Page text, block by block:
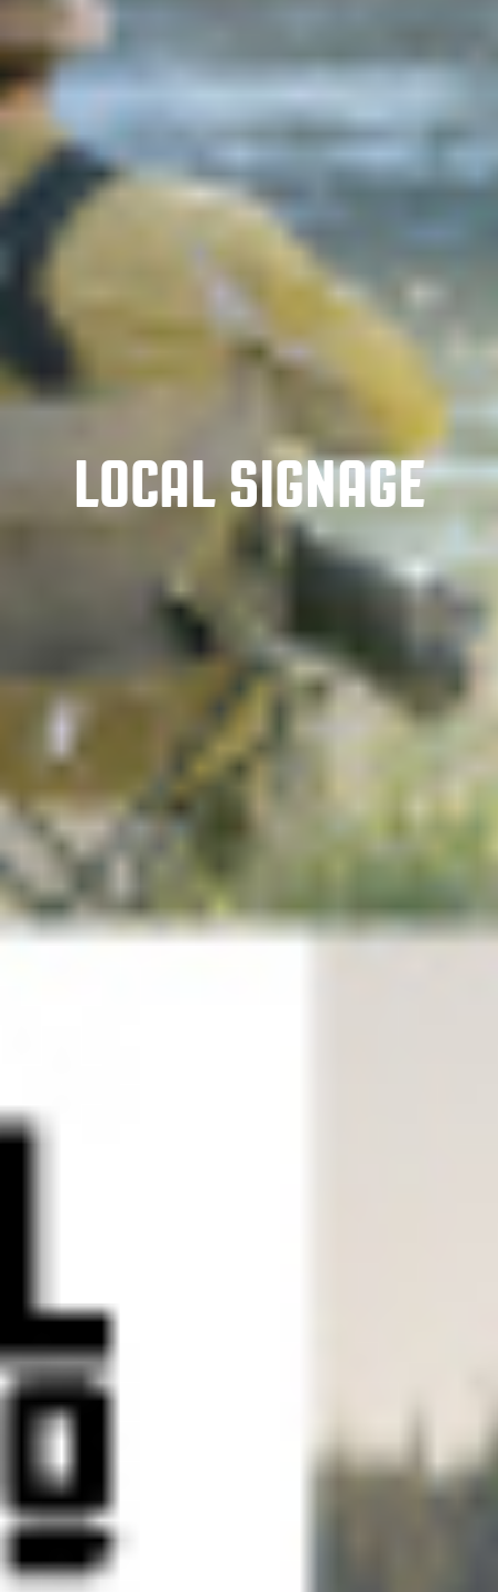
LOCAL SIGNAGE